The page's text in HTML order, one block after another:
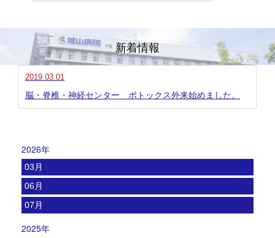
新着情報
2019.03.01
脳・脊椎・神経センター ボトックス外来始めました。
2026年
03月
06月
07月
2025年